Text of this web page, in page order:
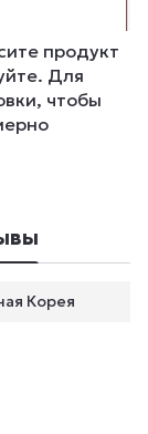
продукт
Для
чтобы
Корея